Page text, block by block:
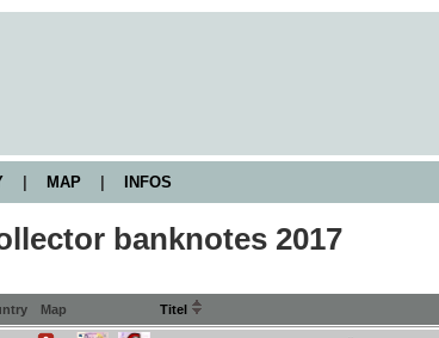
MAP INFOS
banknotes 2017
Map Titel